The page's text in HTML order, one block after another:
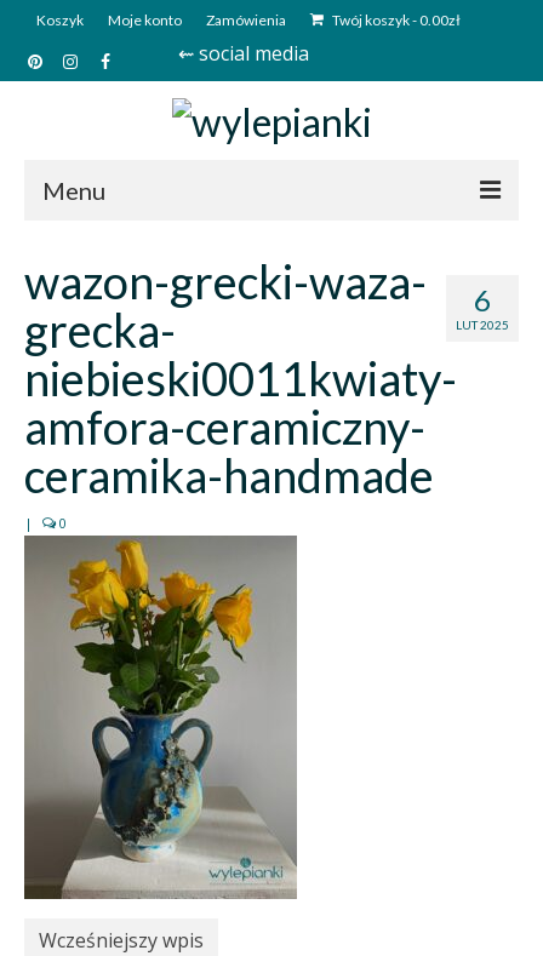
Koszyk Moje konto Zamówienia Twój koszyk-0.00zł
⇜ social media
Menu
Sklep
Kim jesteśmy?
Kontakt
6
LUT 2025
wazon-grecki-waza-
grecka-
niebieski0011kwiaty-
amfora-ceramiczny-
ceramika-handmade
| 0
Wcześniejszy wpis